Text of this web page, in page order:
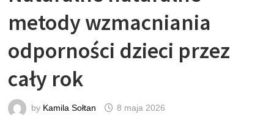
metody wzmacniania
odporności dzieci przez
cały rok
by Kamila Sołtan 8 maja 2026